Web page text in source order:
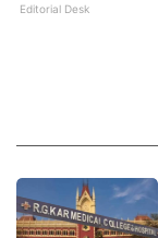
Editorial Desk